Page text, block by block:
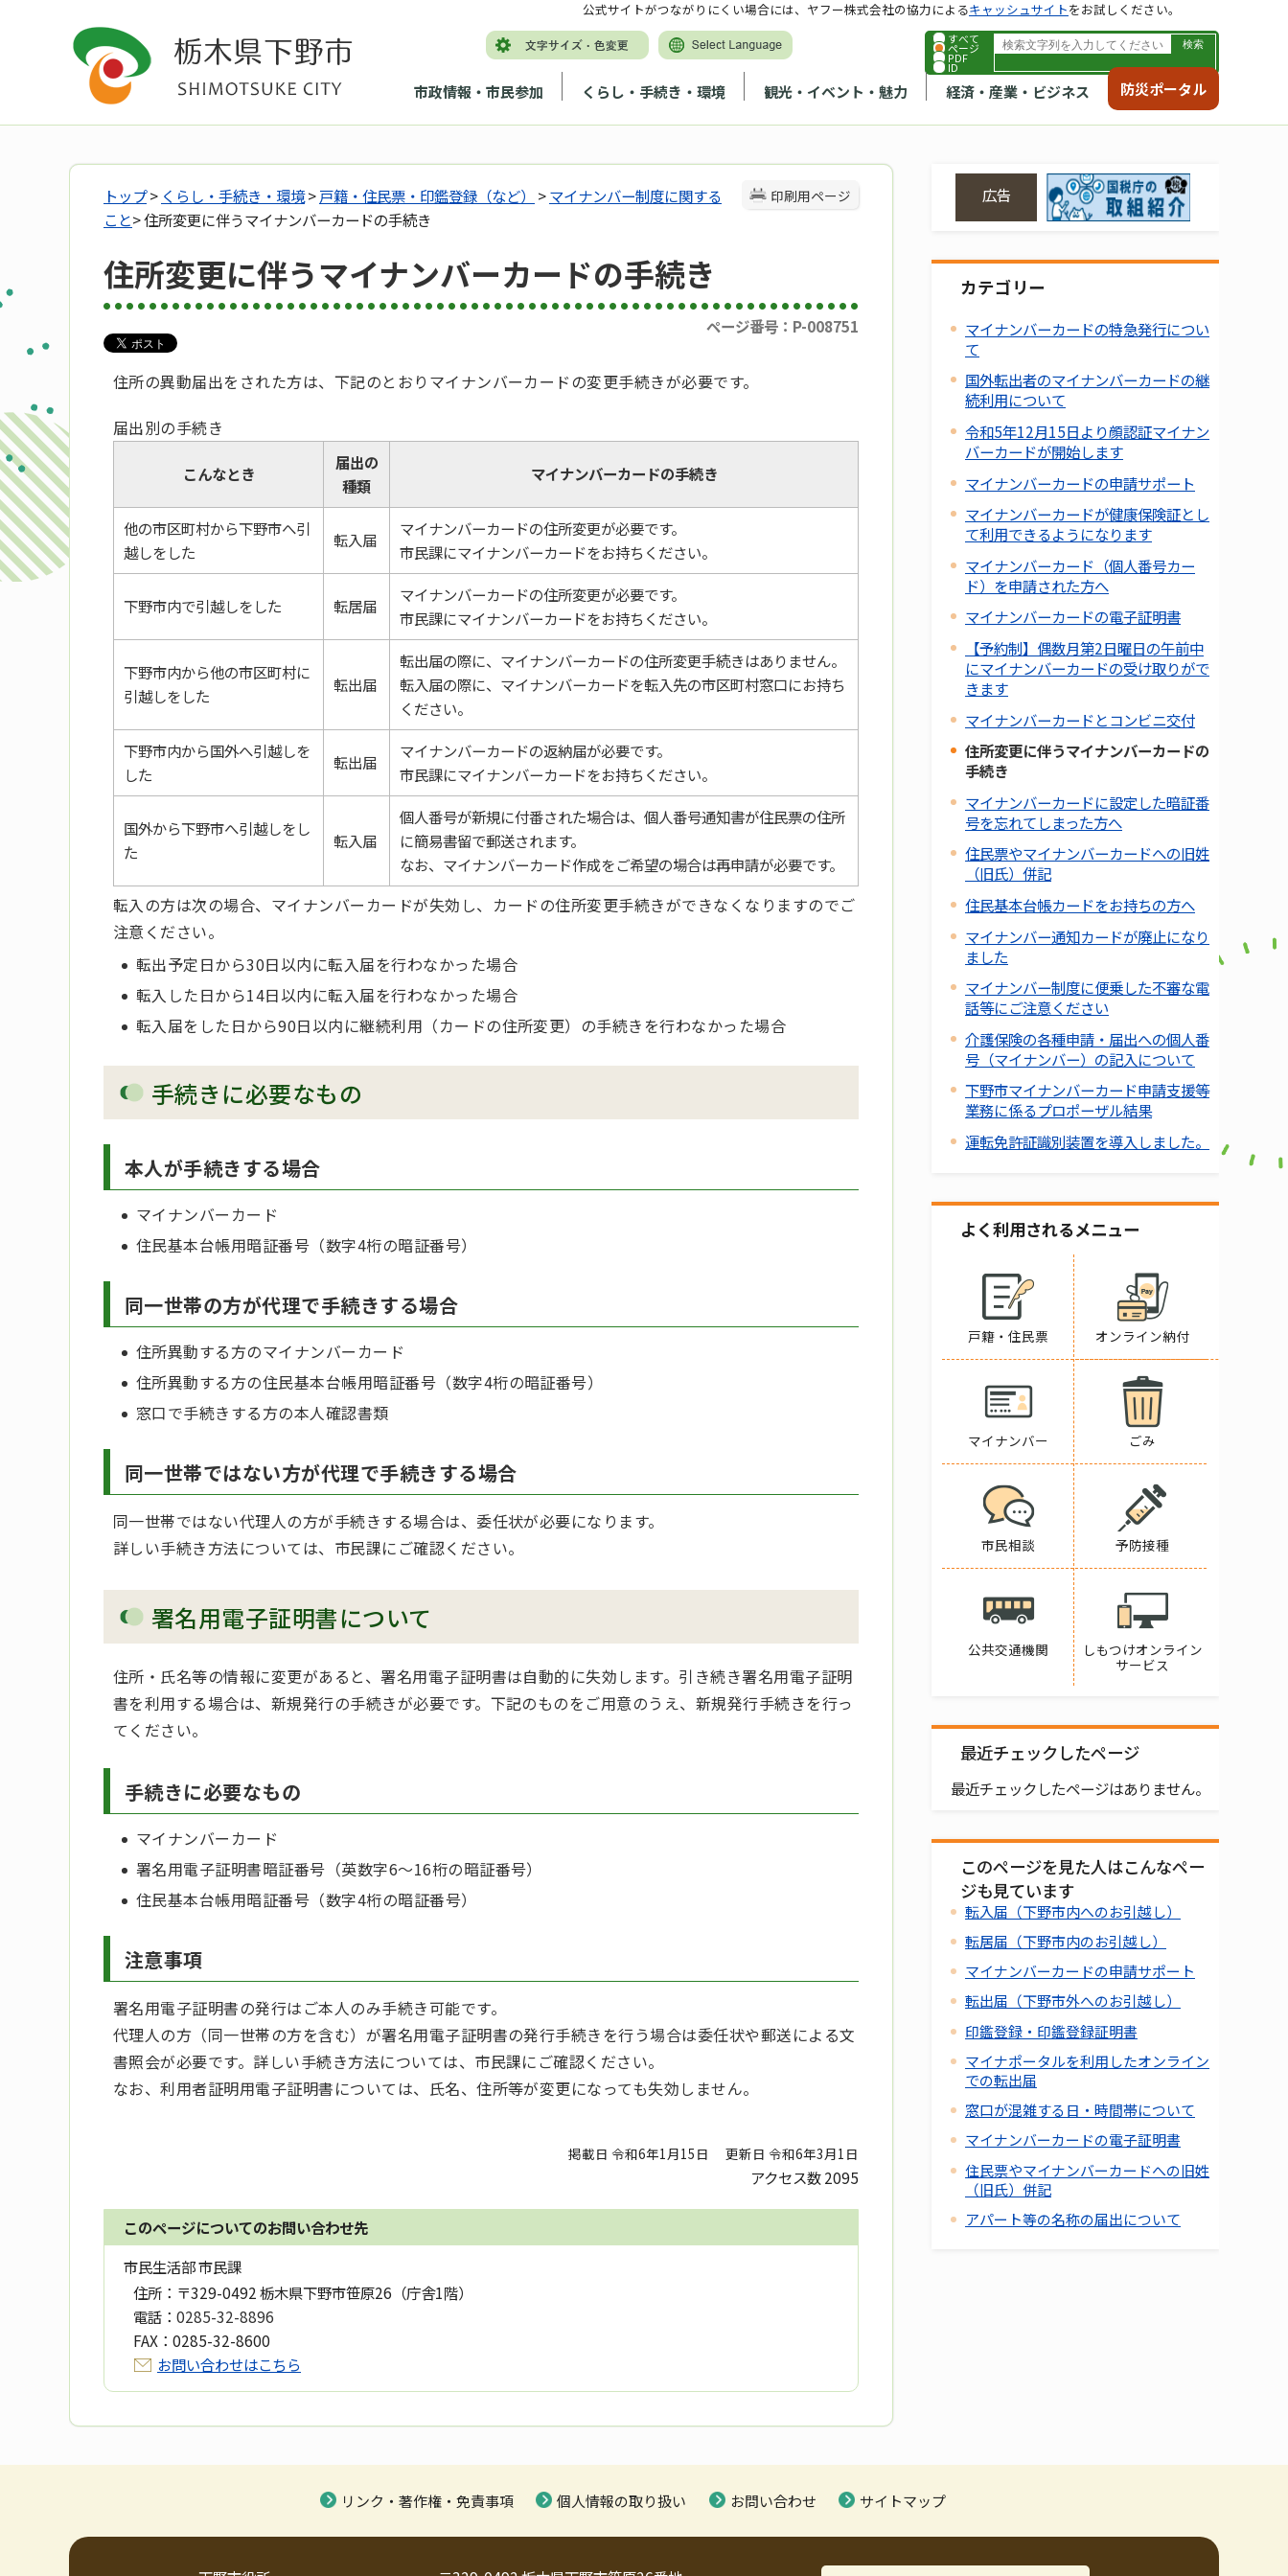
すべて
ページ
PDF
ID
市政情報・市民参加 くらし・手続き・環境 観光・イベント・魅力 経済・産業・ビジネス 防災ポータル
公式サイトがつながりにくい場合には、ヤフー株式会社の協力によるキャッシュサイトをお試しください。
印刷用ページ
トップ> くらし・手続き・環境>戸籍・住民票・印鑑登録（など） >マイナンバー制度に関する
こと> 住所変更に伴うマイナンバーカードの手続き
住所変更に伴うマイナンバーカードの手続き
ページ番号：P-008751
住所の異動届出をされた方は、下記のとおりマイナンバーカードの変更手続きが必要です。
届出別の手続き
こんなとき
届出の
種類
マイナンバーカードの手続き
他の市区町村から下野市へ引
越しをした
転入届
マイナンバーカードの住所変更が必要です。
市民課にマイナンバーカードをお持ちください。
下野市内で引越しをした 転居届
マイナンバーカードの住所変更が必要です。
市民課にマイナンバーカードをお持ちください。
下野市内から他の市区町村に
引越しをした
転出届
転出届の際に、マイナンバーカードの住所変更手続きはありません。
転入届の際に、マイナンバーカードを転入先の市区町村窓口にお持ち
ください。
下野市内から国外へ引越しを
した
転出届
マイナンバーカードの返納届が必要です。
市民課にマイナンバーカードをお持ちください。
国外から下野市へ引越しをし
た
転入届
個人番号が新規に付番された場合は、個人番号通知書が住民票の住所
に簡易書留で郵送されます。
なお、マイナンバーカード作成をご希望の場合は再申請が必要です。
転入の方は次の場合、マイナンバーカードが失効し、カードの住所変更手続きができなくなりますのでご
注意ください。
転出予定日から30日以内に転入届を行わなかった場合
転入した日から14日以内に転入届を行わなかった場合
転入届をした日から90日以内に継続利用（カードの住所変更）の手続きを行わなかった場合
手続きに必要なもの
本人が手続きする場合
マイナンバーカード
住民基本台帳用暗証番号（数字4桁の暗証番号）
同一世帯の方が代理で手続きする場合
住所異動する方のマイナンバーカード
住所異動する方の住民基本台帳用暗証番号（数字4桁の暗証番号）
窓口で手続きする方の本人確認書類
同一世帯ではない方が代理で手続きする場合
同一世帯ではない代理人の方が手続きする場合は、委任状が必要になります。
詳しい手続き方法については、市民課にご確認ください。
署名用電子証明書について
住所・氏名等の情報に変更があると、署名用電子証明書は自動的に失効します。引き続き署名用電子証明
書を利用する場合は、新規発行の手続きが必要です。下記のものをご用意のうえ、新規発行手続きを行っ
てください。
手続きに必要なもの
マイナンバーカード
署名用電子証明書暗証番号（英数字6～16桁の暗証番号）
住民基本台帳用暗証番号（数字4桁の暗証番号）
注意事項
署名用電子証明書の発行はご本人のみ手続き可能です。
代理人の方（同一世帯の方を含む）が署名用電子証明書の発行手続きを行う場合は委任状や郵送による文
書照会が必要です。詳しい手続き方法については、市民課にご確認ください。
なお、利用者証明用電子証明書については、氏名、住所等が変更になっても失効しません。
掲載日 令和6年1月15日 更新日 令和6年3月1日
アクセス数2095
このページについてのお問い合わせ先
市民生活部 市民課
住所： 〒329-0492 栃木県下野市笹原26（庁舎1階）
電話： 0285-32-8896
FAX： 0285-32-8600
お問い合わせはこちら
広告
カテゴリー
マイナンバーカードの特急発行につい
て
国外転出者のマイナンバーカードの継
続利用について
令和5年12月15日より顔認証マイナン
バーカードが開始します
マイナンバーカードの申請サポート
マイナンバーカードが健康保険証とし
て利用できるようになります
マイナンバーカード（個人番号カー
ド）を申請された方へ
マイナンバーカードの電子証明書
【予約制】偶数月第2日曜日の午前中
にマイナンバーカードの受け取りがで
きます
マイナンバーカードとコンビニ交付
住所変更に伴うマイナンバーカードの
手続き
マイナンバーカードに設定した暗証番
号を忘れてしまった方へ
住民票やマイナンバーカードへの旧姓
（旧氏）併記
住民基本台帳カードをお持ちの方へ
マイナンバー通知カードが廃止になり
ました
マイナンバー制度に便乗した不審な電
話等にご注意ください
介護保険の各種申請・届出への個人番
号（マイナンバー）の記入について
下野市マイナンバーカード申請支援等
業務に係るプロポーザル結果
運転免許証識別装置を導入しました。
よく利用されるメニュー
戸籍・住民票 オンライン納付
マイナンバー ごみ
市民相談 予防接種
公共交通機関
しもつけオンライン
サービス
最近チェックしたページ
最近チェックしたページはありません。
このページを見た人はこんなペー
ジも見ています
転入届（下野市内へのお引越し）
転居届（下野市内のお引越し）
マイナンバーカードの申請サポート
転出届（下野市外へのお引越し）
印鑑登録・印鑑登録証明書
マイナポータルを利用したオンライン
での転出届
窓口が混雑する日・時間帯について
マイナンバーカードの電子証明書
住民票やマイナンバーカードへの旧姓
（旧氏）併記
アパート等の名称の届出について
リンク・著作権・免責事項 個人情報の取り扱い お問い合わせ サイトマップ